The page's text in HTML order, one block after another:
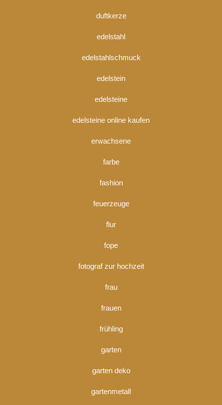
duftkerze
edelstahl
edelstahlschmuck
edelstein
edelsteine
edelsteine online kaufen
erwachsene
farbe
fashion
feuerzeuge
flur
fope
fotograf zur hochzeit
frau
frauen
frühling
garten
garten deko
gartenmetall